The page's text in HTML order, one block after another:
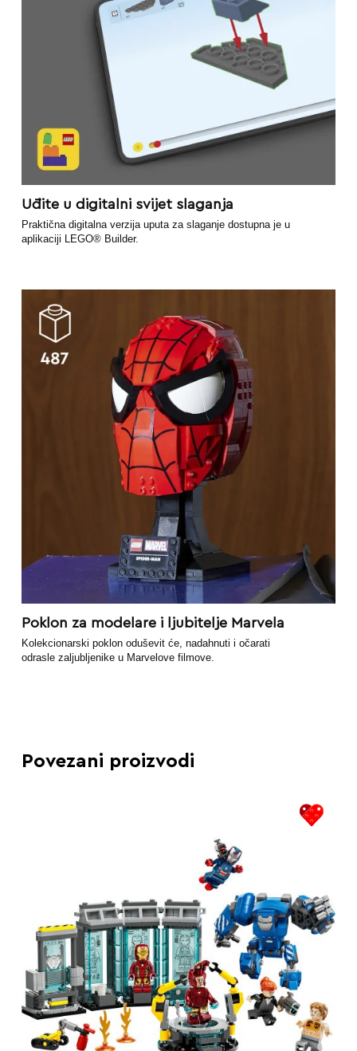
Uđite u digitalni svijet slaganja
Praktična digitalna verzija uputa za slaganje dostupna je u
aplikaciji LEGO® Builder.
Poklon za modelare i ljubitelje Marvela
Kolekcionarski poklon oduševit će, nadahnuti i očarati
odrasle zaljubljenike u Marvelove filmove.
Povezani proizvodi